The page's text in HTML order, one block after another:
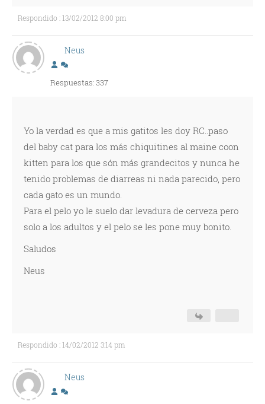
Respondido : 13/02/2012 8:00 pm
Neus
Respuestas: 337
Yo la verdad es que a mis gatitos les doy RC..paso
del baby cat para los más chiquitines al maine coon
kitten para los que són más grandecitos y nunca he
tenido problemas de diarreas ni nada parecido, pero
cada gato es un mundo.
Para el pelo yo le suelo dar levadura de cerveza pero
solo a los adultos y el pelo se les pone muy bonito.
Saludos
Neus
Respondido : 14/02/2012 3:14 pm
Neus